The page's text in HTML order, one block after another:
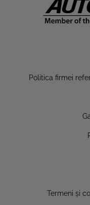
Politica firmei
Termeni şi